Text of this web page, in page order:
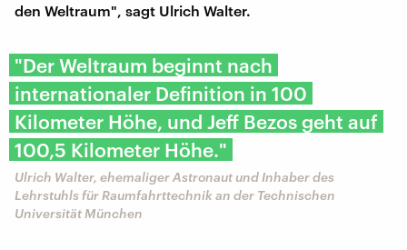
den Weltraum", sagt Ulrich Walter.
"Der Weltraum beginnt nach
internationaler Definition in 100
Kilometer Höhe, und Jeff Bezos geht auf
100,5 Kilometer Höhe."
Ulrich Walter, ehemaliger Astronaut und Inhaber des
Lehrstuhls für Raumfahrttechnik an der Technischen
Universität München